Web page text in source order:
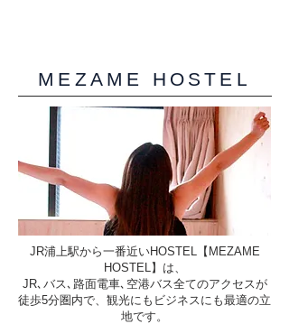
MEZAME HOSTEL
JR浦上駅から一番近いHOSTEL【MEZAME
HOSTEL】は、
JR､バス､路面電車､空港バス全てのアクセスが
徒歩5分圏内で、観光にもビジネスにも最適の立
地です。